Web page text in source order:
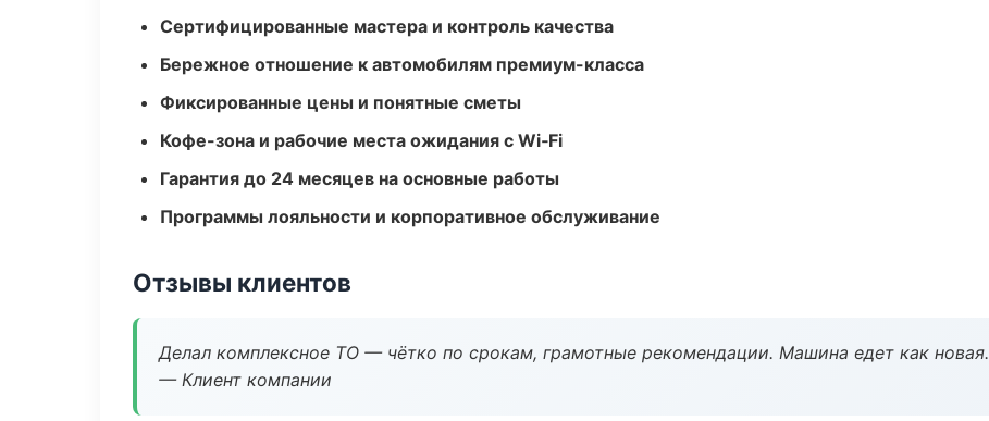
Сертифицированные мастера и контроль качества
Бережное отношение к автомобилям премиум-класса
Фиксированные цены и понятные сметы
Кофе-зона и рабочие места ожидания с Wi‑Fi
Гарантия до 24 месяцев на основные работы
Программы лояльности и корпоративное обслуживание
Отзывы клиентов
Делал комплексное ТО — чётко по срокам, грамотные рекомендации. Машина едет как новая.
— Клиент компании